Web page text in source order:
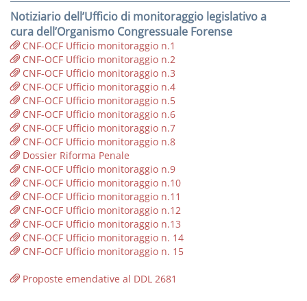
Notiziario dell’Ufficio di monitoraggio legislativo a
cura dell’Organismo Congressuale Forense
CNF-OCF Ufficio monitoraggio n.1
CNF-OCF Ufficio monitoraggio n.2
CNF-OCF Ufficio monitoraggio n.3
CNF-OCF Ufficio monitoraggio n.4
CNF-OCF Ufficio monitoraggio n.5
CNF-OCF Ufficio monitoraggio n.6
CNF-OCF Ufficio monitoraggio n.7
CNF-OCF Ufficio monitoraggio n.8
Dossier Riforma Penale
CNF-OCF Ufficio monitoraggio n.9
CNF-OCF Ufficio monitoraggio n.10
CNF-OCF Ufficio monitoraggio n.11
CNF-OCF Ufficio monitoraggio n.12
CNF-OCF Ufficio monitoraggio n.13
CNF-OCF Ufficio monitoraggio n. 14
CNF-OCF Ufficio monitoraggio n. 15
Proposte emendative al DDL 2681